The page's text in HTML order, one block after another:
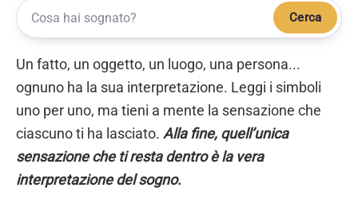
Cerca
Un fatto, un oggetto, un luogo, una persona...
ognuno ha la sua interpretazione. Leggi i simboli
uno per uno, ma tieni a mente la sensazione che
ciascuno ti ha lasciato. Alla fine, quell’unica
sensazione che ti resta dentro è la vera
interpretazione del sogno.